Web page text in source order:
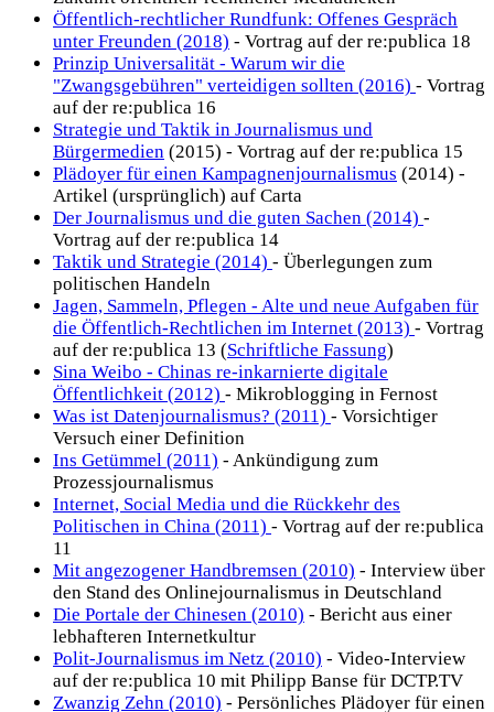
Öffentlich-rechtlicher Rundfunk: Offenes Gespräch
unter Freunden (2018) - Vortrag auf der re:publica 18
Prinzip Universalität - Warum wir die
"Zwangsgebühren" verteidigen sollten (2016) - Vortrag
auf der re:publica 16
Strategie und Taktik in Journalismus und
Bürgermedien (2015) - Vortrag auf der re:publica 15
Plädoyer für einen Kampagnenjournalismus (2014) -
Artikel (ursprünglich) auf Carta
Der Journalismus und die guten Sachen (2014) -
Vortrag auf der re:publica 14
Taktik und Strategie (2014) - Überlegungen zum
politischen Handeln
Jagen, Sammeln, Pflegen - Alte und neue Aufgaben für
die Öffentlich-Rechtlichen im Internet (2013) - Vortrag
auf der re:publica 13 (Schriftliche Fassung)
Sina Weibo - Chinas re-inkarnierte digitale
Öffentlichkeit (2012) - Mikroblogging in Fernost
Was ist Datenjournalismus? (2011) - Vorsichtiger
Versuch einer Definition
Ins Getümmel (2011) - Ankündigung zum
Prozessjournalismus
Internet, Social Media und die Rückkehr des
Politischen in China (2011) - Vortrag auf der re:publica
11
Mit angezogener Handbremsen (2010) - Interview über
den Stand des Onlinejournalismus in Deutschland
Die Portale der Chinesen (2010) - Bericht aus einer
lebhafteren Internetkultur
Polit-Journalismus im Netz (2010) - Video-Interview
auf der re:publica 10 mit Philipp Banse für DCTP.TV
Zwanzig Zehn (2010) - Persönliches Plädoyer für einen